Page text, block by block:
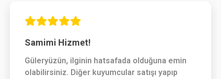
Samimi Hizmet!
Güleryüzün, ilginin hatsafada olduğuna emin
olabilirsiniz. Diğer kuyumcular satışı yapıp